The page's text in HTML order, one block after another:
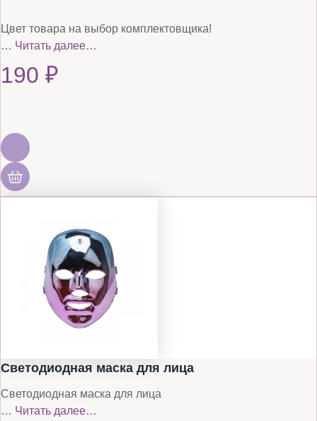
Цвет товара на выбор комплектовщика!
… Читать далее…
190 ₽
Светодиодная маска для лица
Светодиодная маска для лица
… Читать далее…